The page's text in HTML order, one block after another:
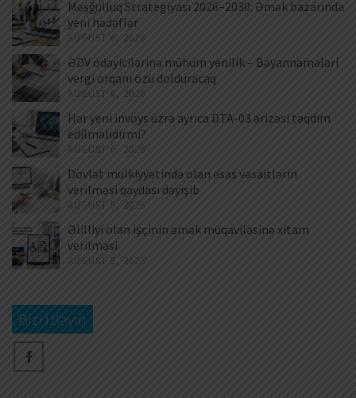
Məşğulluq Strategiyası 2026–2030: Əmək bazarında
yeni hədəflər
AUGUST 6, 2026
ƏDV ödəyicilərinə mühüm yenilik – Bəyannamələri
vergi orqanı özü dolduracaq
AUGUST 6, 2026
Hər yeni invoys üzrə ayrıca DTA-03 ərizəsi təqdim
edilməlidirmi?
AUGUST 6, 2026
Dövlət mülkiyyətində olan əsas vəsaitlərin
verilməsi qaydası dəyişib
AUGUST 5, 2026
Əlilliyi olan işçinin əmək müqaviləsinə xitam
verilməsi
AUGUST 5, 2026
Bizi izləyin